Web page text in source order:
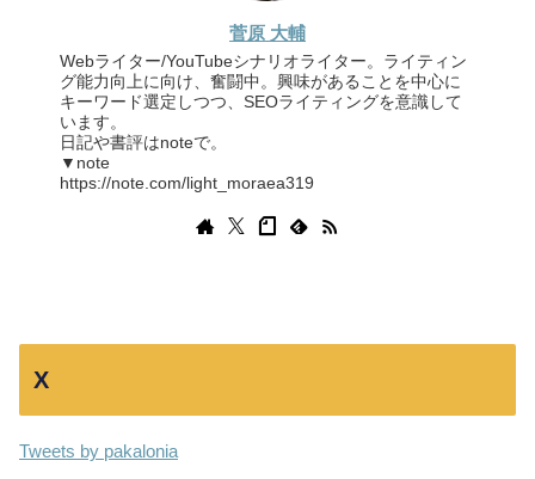
菅原 大輔
Webライター/YouTubeシナリオライター。ライティン
グ能力向上に向け、奮闘中。興味があることを中心に
キーワード選定しつつ、SEOライティングを意識して
います。
日記や書評はnoteで。
▼note
https://note.com/light_moraea319
X
Tweets by pakalonia